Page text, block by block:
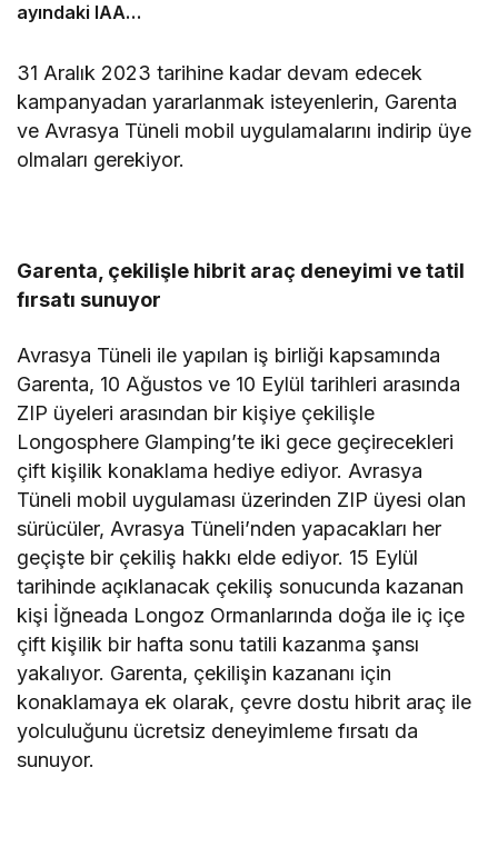
ayındaki IAA
31 Aralık 2023 tarihine kadar devam edecek
kampanyadan yararlanmak isteyenlerin, Garenta
ve Avrasya Tüneli mobil uygulamalarını indirip üye
olmaları gerekiyor.
Garenta, çekilişle hibrit araç deneyimi ve tatil
fırsatı sunuyor
Avrasya Tüneli ile yapılan iş birliği kapsamında
Garenta, 10 Ağustos ve 10 Eylül tarihleri arasında
ZIP üyeleri arasından bir kişiye çekilişle
Longosphere Glamping’te iki gece geçirecekleri
çift kişilik konaklama hediye ediyor. Avrasya
Tüneli mobil uygulaması üzerinden ZIP üyesi olan
sürücüler, Avrasya Tüneli’nden yapacakları her
geçişte bir çekiliş hakkı elde ediyor. 15 Eylül
tarihinde açıklanacak çekiliş sonucunda kazanan
kişi İğneada Longoz Ormanlarında doğa ile iç içe
çift kişilik bir hafta sonu tatili kazanma şansı
yakalıyor. Garenta, çekilişin kazananı için
konaklamaya ek olarak, çevre dostu hibrit araç ile
yolculuğunu ücretsiz deneyimleme fırsatı da
sunuyor.